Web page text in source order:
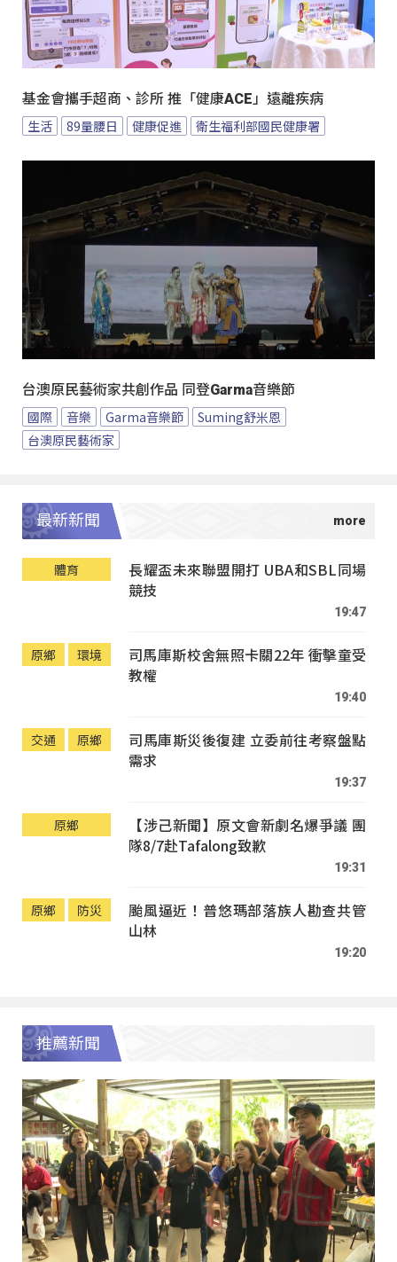
基金會攜手超商、診所 推「健康ACE」遠離疾病
生活 89量腰日 健康促進 衛生福利部國民健康署
台澳原民藝術家共創作品 同登Garma音樂節
國際 音樂 Garma音樂節
Suming舒米恩
台澳原民藝術家
最新新聞
體育
長耀盃未來聯盟開打 UBA和SBL同場
競技
19:47
原鄉 環境
司馬庫斯校舍無照卡關22年 衝擊童受
教權
19:40
交通 原鄉
司馬庫斯災後復建 立委前往考察盤點
需求
19:37
原鄉
【涉己新聞】原文會新劇名爆爭議 團
隊8/7赴Tafalong致歉
19:31
原鄉 防災
颱風逼近！普悠瑪部落族人勘查共管
山林
19:20
推薦新聞